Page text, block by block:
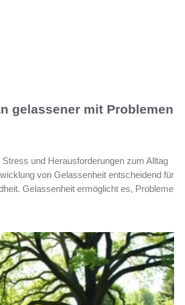
gelassener mit Problemen
Stress und Herausforderungen zum Alltag
von Gelassenheit entscheidend für
Gelassenheit ermöglicht es, Probleme